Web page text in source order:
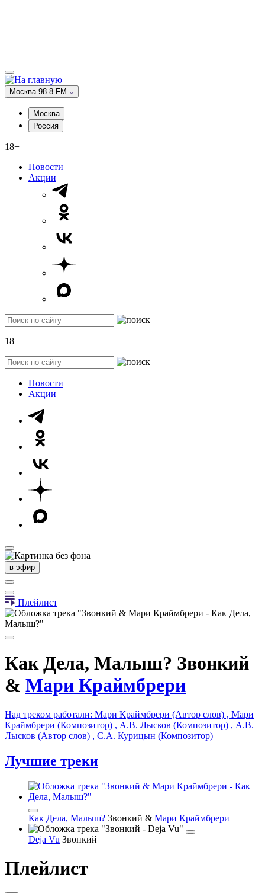
Москва 98.8 FM
Москва
Россия
18+
Новости
Акции
18+
Новости
Акции
в эфир
Плейлист
Как Дела, Малыш? Звонкий
& Мари Краймбрери
Над треком работали: Мари Краймбрери (Автор слов) , Мари
Краймбрери (Композитор) , А.В. Лысков (Композитор) , А.В.
Лысков (Автор слов) , С.А. Курицын (Композитор)
Лучшие треки
Как Дела, Малыш? Звонкий & Мари Краймбрери
Deja Vu Звонкий
Плейлист